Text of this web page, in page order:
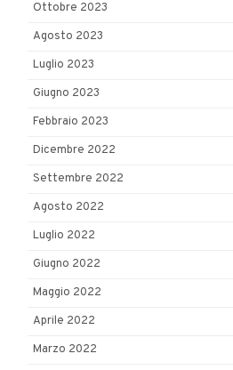
Ottobre 2023
Agosto 2023
Luglio 2023
Giugno 2023
Febbraio 2023
Dicembre 2022
Settembre 2022
Agosto 2022
Luglio 2022
Giugno 2022
Maggio 2022
Aprile 2022
Marzo 2022